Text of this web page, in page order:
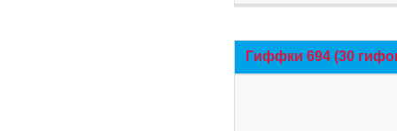
Гиффки 694 (30